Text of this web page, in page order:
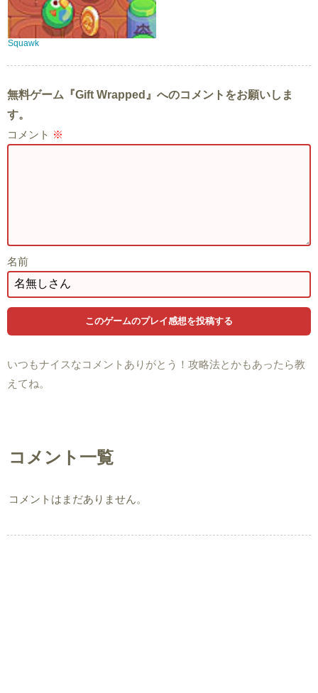
Squawk
無料ゲーム『Gift Wrapped』へのコメントをお願いしま
す。
コメント ※
名前
いつもナイスなコメントありがとう！攻略法とかもあったら教
えてね。
コメント一覧
コメントはまだありません。